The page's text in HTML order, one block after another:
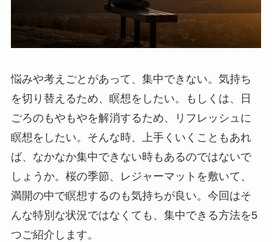
悩みや考えごとがあって、集中できない。気持ち
を切り替えるため、瞑想をしたい。もしくは、日
ごろのもやもやを解消するため、リフレッシュに
瞑想をしたい。そんな時、上手くいくこともあれ
ば、なかなか集中できない時もあるのではないで
しょうか。桜の季節、レジャーマットを敷いて、
満開の中で瞑想するのも気持ちが良い。今回はそ
んな特別な状況ではなくても、集中できる方法を5
つご紹介します。